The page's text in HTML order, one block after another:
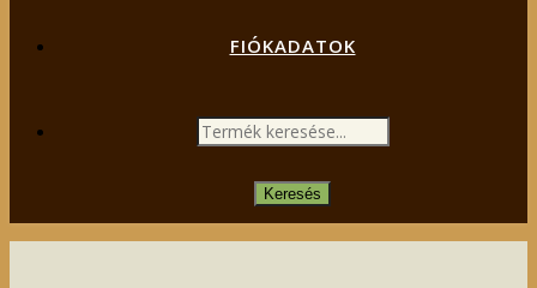
FIÓKADATOK
PRODUCTS
SEARCHKeresés